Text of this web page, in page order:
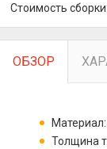
Стоимость
ОБЗОР
Толщина